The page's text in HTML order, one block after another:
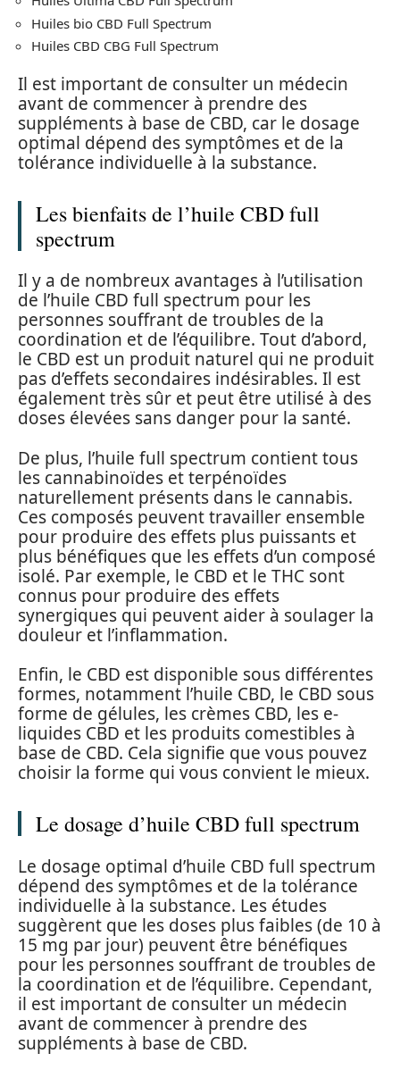
Huiles bio CBD Full Spectrum
Huiles CBD CBG Full Spectrum
Il est important de consulter un médecin
avant de commencer à prendre des
suppléments à base de CBD, car le dosage
optimal dépend des symptômes et de la
tolérance individuelle à la substance.
Les bienfaits de l’huile CBD full
spectrum
Il y a de nombreux avantages à l’utilisation
de l’huile CBD full spectrum pour les
personnes souffrant de troubles de la
coordination et de l’équilibre. Tout d’abord,
le CBD est un produit naturel qui ne produit
pas d’effets secondaires indésirables. Il est
également très sûr et peut être utilisé à des
doses élevées sans danger pour la santé.
De plus, l’huile full spectrum contient tous
les cannabinoïdes et terpénoïdes
naturellement présents dans le cannabis.
Ces composés peuvent travailler ensemble
pour produire des effets plus puissants et
plus bénéfiques que les effets d’un composé
isolé. Par exemple, le CBD et le THC sont
connus pour produire des effets
synergiques qui peuvent aider à soulager la
douleur et l’inflammation.
Enfin, le CBD est disponible sous différentes
formes, notamment l’huile CBD, le CBD sous
forme de gélules, les crèmes CBD, les e-
liquides CBD et les produits comestibles à
base de CBD. Cela signifie que vous pouvez
choisir la forme qui vous convient le mieux.
Le dosage d’huile CBD full spectrum
Le dosage optimal d’huile CBD full spectrum
dépend des symptômes et de la tolérance
individuelle à la substance. Les études
suggèrent que les doses plus faibles (de 10 à
15 mg par jour) peuvent être bénéfiques
pour les personnes souffrant de troubles de
la coordination et de l’équilibre. Cependant,
il est important de consulter un médecin
avant de commencer à prendre des
suppléments à base de CBD.